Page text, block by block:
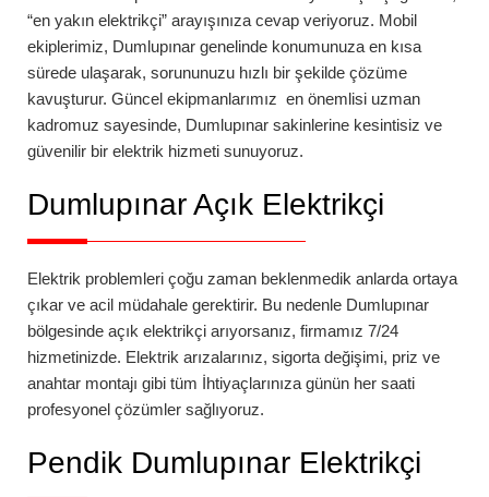
“en yakın elektrikçi” arayışınıza cevap veriyoruz. Mobil
ekiplerimiz, Dumlupınar genelinde konumunuza en kısa
sürede ulaşarak, sorununuzu hızlı bir şekilde çözüme
kavuşturur. Güncel ekipmanlarımız en önemlisi uzman
kadromuz sayesinde, Dumlupınar sakinlerine kesintisiz ve
güvenilir bir elektrik hizmeti sunuyoruz.
Dumlupınar Açık Elektrikçi
Elektrik problemleri çoğu zaman beklenmedik anlarda ortaya
çıkar ve acil müdahale gerektirir. Bu nedenle Dumlupınar
bölgesinde açık elektrikçi arıyorsanız, firmamız 7/24
hizmetinizde. Elektrik arızalarınız, sigorta değişimi, priz ve
anahtar montajı gibi tüm İhtiyaçlarınıza günün her saati
profesyonel çözümler sağlıyoruz.
Pendik Dumlupınar Elektrikçi